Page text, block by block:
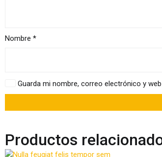
Nombre *
Guarda mi nombre, correo electrónico y
Productos